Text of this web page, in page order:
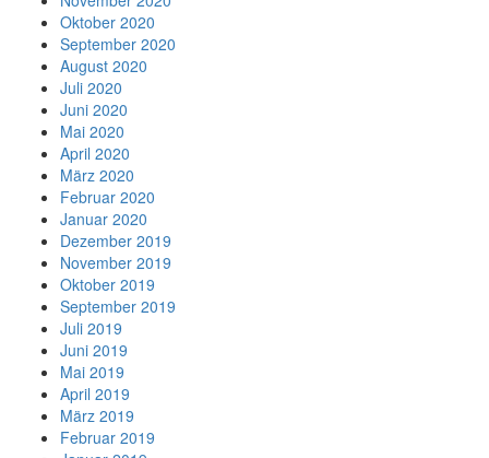
Oktober 2020
September 2020
August 2020
Juli 2020
Juni 2020
Mai 2020
April 2020
März 2020
Februar 2020
Januar 2020
Dezember 2019
November 2019
Oktober 2019
September 2019
Juli 2019
Juni 2019
Mai 2019
April 2019
März 2019
Februar 2019